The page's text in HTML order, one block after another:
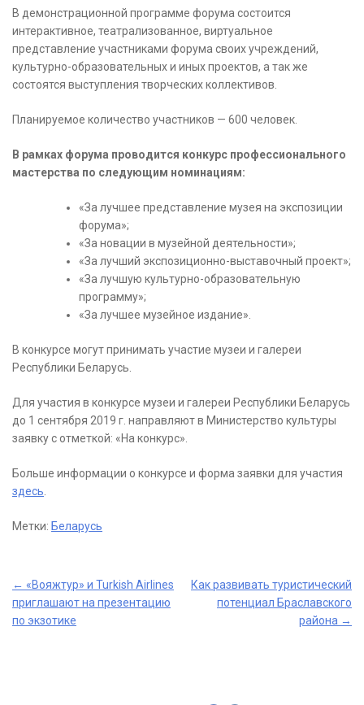
В демонстрационной программе форума состоится
интерактивное, театрализованное, виртуальное
представление участниками форума своих учреждений,
культурно-образовательных и иных проектов, а так же
состоятся выступления творческих коллективов.
Планируемое количество участников — 600 человек.
В рамках форума проводится конкурс профессионального
мастерства по следующим номинациям:
«За лучшее представление музея на экспозиции
форума»;
«За новации в музейной деятельности»;
«За лучший экспозиционно-выставочный проект»;
«За лучшую культурно-образовательную
программу»;
«За лучшее музейное издание».
В конкурсе могут принимать участие музеи и галереи
Республики Беларусь.
Для участия в конкурсе музеи и галереи Республики Беларусь
до 1 сентября 2019 г. направляют в Министерство культуры
заявку с отметкой: «На конкурс».
Больше информации о конкурсе и форма заявки для участия
здесь
Метки: Беларусь
Post
navigation
← «Вояжтур» и Turkish Airlines
приглашают на презентацию
по экзотике
Как развивать туристический
потенциал Браславского
района →